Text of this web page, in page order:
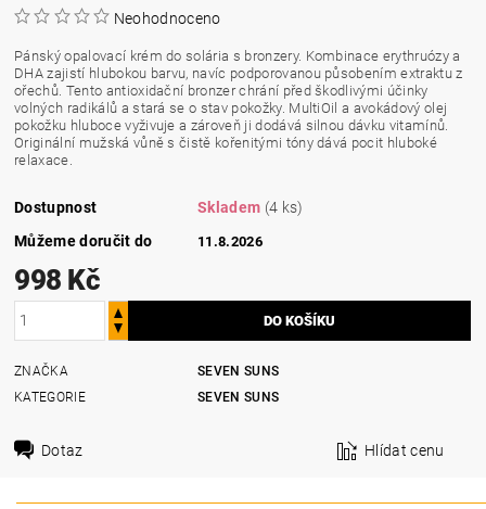
Neohodnoceno
Pánský opalovací krém do solária s bronzery. Kombinace erythruózy a
DHA zajistí hlubokou barvu, navíc podporovanou působením extraktu z
ořechů. Tento antioxidační bronzer chrání před škodlivými účinky
volných radikálů a stará se o stav pokožky. MultiOil a avokádový olej
pokožku hluboce vyživuje a zároveň ji dodává silnou dávku vitamínů.
Originální mužská vůně s čistě kořenitými tóny dává pocit hluboké
relaxace.
Dostupnost Skladem (4 ks)
Můžeme doručit do
11.8.2026
998 Kč
ZNAČKA
SEVEN SUNS
KATEGORIE
SEVEN SUNS
Dotaz Hlídat cenu